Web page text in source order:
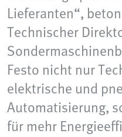
Lieferanten“,
Technischer
Festo nicht nur
elektrische und
Automatisierung,
für mehr